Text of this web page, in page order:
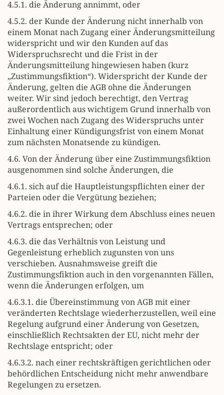
4.5.1. die Änderung annimmt, oder
4.5.2. der Kunde der Änderung nicht innerhalb von
einem Monat nach Zugang einer Änderungsmitteilung
widerspricht und wir den Kunden auf das
Widerspruchsrecht und die Frist in der
Änderungsmitteilung hingewiesen haben (kurz
„Zustimmungsfiktion“). Widerspricht der Kunde der
Änderung, gelten die AGB ohne die Änderungen
weiter. Wir sind jedoch berechtigt, den Vertrag
außerordentlich aus wichtigem Grund innerhalb von
zwei Wochen nach Zugang des Widerspruchs unter
Einhaltung einer Kündigungsfrist von einem Monat
zum nächsten Monatsende zu kündigen.
4.6. Von der Änderung über eine Zustimmungsfiktion
ausgenommen sind solche Änderungen, die
4.6.1. sich auf die Hauptleistungspflichten einer der
Parteien oder die Vergütung beziehen;
4.6.2. die in ihrer Wirkung dem Abschluss eines neuen
Vertrags entsprechen; oder
4.6.3. die das Verhältnis von Leistung und
Gegenleistung erheblich zugunsten von uns
verschieben. Ausnahmsweise greift die
Zustimmungsfiktion auch in den vorgenannten Fällen,
wenn die Änderungen erfolgen, um
4.6.3.1. die Übereinstimmung von AGB mit einer
veränderten Rechtslage wiederherzustellen, weil eine
Regelung aufgrund einer Änderung von Gesetzen,
einschließlich Rechtsakten der EU, nicht mehr der
Rechtslage entspricht; oder
4.6.3.2. nach einer rechtskräftigen gerichtlichen oder
behördlichen Entscheidung nicht mehr anwendbare
Regelungen zu ersetzen.